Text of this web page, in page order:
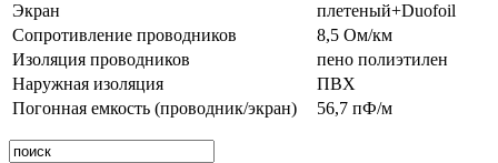
Экран
плетеный+Duofoil
Сопротивление проводников
8,5 Ом/км
Изоляция проводников
пено полиэтилен
Наружная изоляция
ПВХ
Погонная емкость (проводник/экран)
56,7 пФ/м